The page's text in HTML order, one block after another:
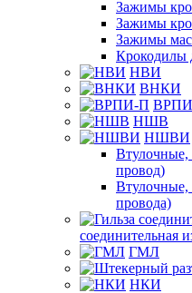
Зажимы
Зажимы
Зажимы
Крокодилы
НВИ
ВНКИ
НШВ
НШВИ
Втулочные,
провод)
Втулочные,
провода)
соединительная
ГМЛ
НКИ